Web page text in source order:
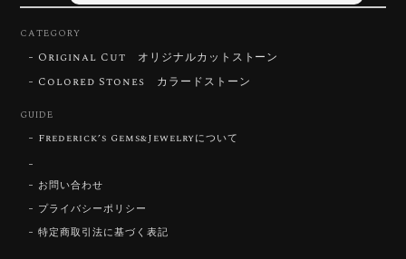
2026/07/30
CATEGORY
Original Cut オリジナルカットストーン
Colored Stones カラードストーン
GUIDE
Frederick’s Gems&Jewelryについて
お問い合わせ
プライバシーポリシー
特定商取引法に基づく表記